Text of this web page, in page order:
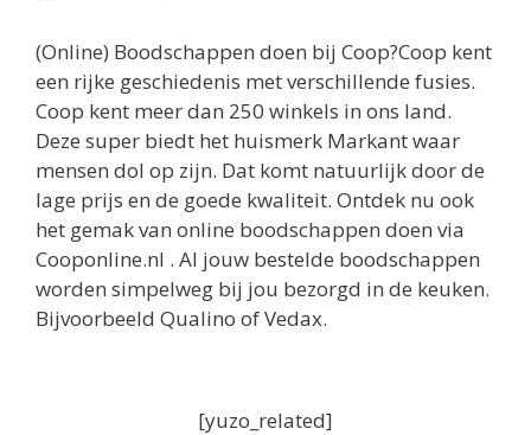
(Online) Boodschappen doen bij Coop?Coop kent
een rijke geschiedenis met verschillende fusies.
Coop kent meer dan 250 winkels in ons land.
Deze super biedt het huismerk Markant waar
mensen dol op zijn. Dat komt natuurlijk door de
lage prijs en de goede kwaliteit. Ontdek nu ook
het gemak van online boodschappen doen via
Cooponline.nl . Al jouw bestelde boodschappen
worden simpelweg bij jou bezorgd in de keuken.
Bijvoorbeeld Qualino of Vedax.
[yuzo_related]